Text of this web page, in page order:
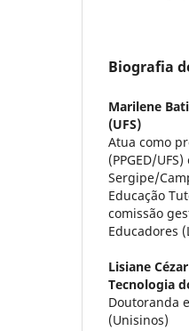
Biografia
Marilene
(UFS)
Atua como
(PPGED/
Sergipe/
Educação
comissão
Educadores
Lisiane
Tecnologia
Doutoranda
(Unisinos)